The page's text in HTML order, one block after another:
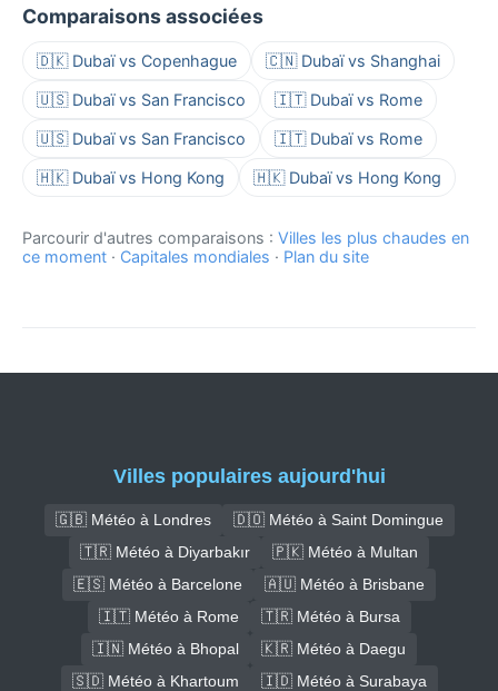
Comparaisons associées
🇩🇰 Dubaï vs Copenhague 🇨🇳 Dubaï vs Shanghai
🇺🇸 Dubaï vs San Francisco 🇮🇹 Dubaï vs Rome
🇺🇸 Dubaï vs San Francisco 🇮🇹 Dubaï vs Rome
🇭🇰 Dubaï vs Hong Kong 🇭🇰 Dubaï vs Hong Kong
Parcourir d'autres comparaisons : Villes les plus chaudes en
ce moment · Capitales mondiales · Plan du site
Villes populaires aujourd'hui
🇬🇧 Météo à Londres
🇩🇴 Météo à Saint Domingue
🇹🇷 Météo à Diyarbakır
🇵🇰 Météo à Multan
🇪🇸 Météo à Barcelone
🇦🇺 Météo à Brisbane
🇮🇹 Météo à Rome
🇹🇷 Météo à Bursa
🇮🇳 Météo à Bhopal
🇰🇷 Météo à Daegu
🇸🇩 Météo à Khartoum
🇮🇩 Météo à Surabaya